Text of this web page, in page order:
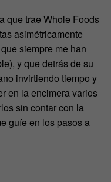
que trae Whole Foods
asimétricamente
siempre me han
y que detrás de su
invirtiendo tiempo y
en la encimera varios
sin contar con la
guíe en los pasos a